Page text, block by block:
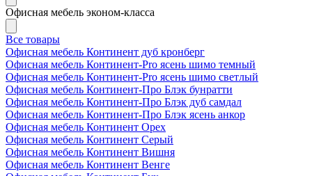
Офисная мебель эконом-класса
Все товары
Офисная мебель Континент дуб кронберг
Офисная мебель Континент-Pro ясень шимо темный
Офисная мебель Континент-Pro ясень шимо светлый
Офисная мебель Континент-Про Блэк бунратти
Офисная мебель Континент-Про Блэк дуб самдал
Офисная мебель Континент-Про Блэк ясень анкор
Офисная мебель Континент Орех
Офисная мебель Континент Серый
Офисная мебель Континент Вишня
Офисная мебель Континент Венге